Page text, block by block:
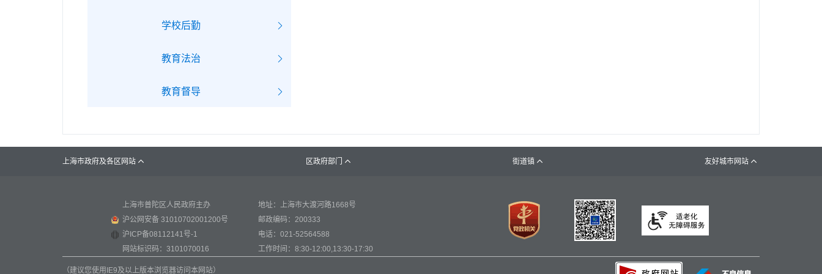
学校后勤
教育法治
教育督导
上海市政府及各区网站  区政府部门  街道镇  友好城市网站 
上海市普陀区人民政府主办
地址：上海市大渡河路1668号
沪公网安备 31010702001200号
邮政编码：200333
沪ICP备08112141号-1
电话：021-52564588
网站标识码：3101070016
工作时间：8:30-12:00,13:30-17:30
（建议您使用IE9及以上版本浏览器访问本网站）